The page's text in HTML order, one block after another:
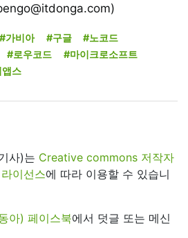
#가비아 #구글
#노코드
#로우코드
#마이크로소프트
스
사)는 Creative commons 저작자
이선스에 따라 이용할 수 있습니
아) 페이스북에서 덧글 또는 메신